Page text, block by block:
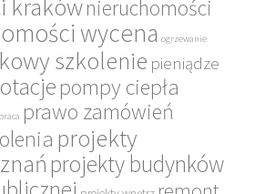
krakównieruchomości
wycena ogrzewanie
szkolenie pieniądze
pompy ciepła
praca prawo zamówień
projekty
projekty budynków